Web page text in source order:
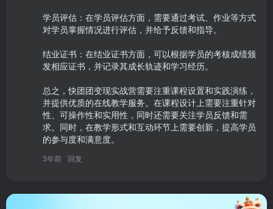
学员评估：在学员评估方面，需要通过考试、作业等方式
对学员掌握情况进行评估，并给予反馈和指导。
结业证书：在结业证书方面，可以根据学员的考核成绩颁
发相应证书，并记录其成长轨迹和学习经历。
总之，快团团变现实战营需要注重课程设置和实践演练，
并提供优质的在线教学服务。在课程设计上需要注重针对
性、可操作性和实用性，同时还需要关注学员反馈和需
求。同时，在教学形式和互动环节上需要创新，提高学员
的参与度和满意度。
3年前 回复